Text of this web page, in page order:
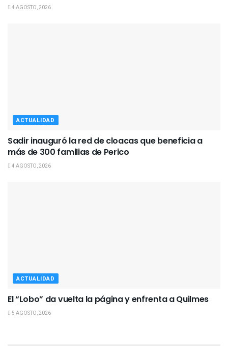
4 AGOSTO, 2026
ACTUALIDAD
Sadir inauguró la red de cloacas que beneficia a
más de 300 familias de Perico
4 AGOSTO, 2026
ACTUALIDAD
El “Lobo” da vuelta la página y enfrenta a Quilmes
5 AGOSTO, 2026